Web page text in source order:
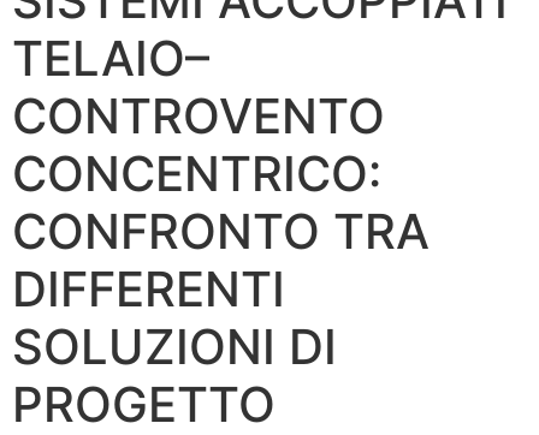
TELAIO–
CONTROVENTO
CONCENTRICO:
CONFRONTO TRA
DIFFERENTI
SOLUZIONI DI
PROGETTO